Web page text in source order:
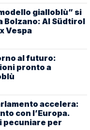
gialloblù” si
Bolzano: Al Südtirol
Vespa
al futuro:
pronto a
accelera:
con l’Europa.
pecuniare per